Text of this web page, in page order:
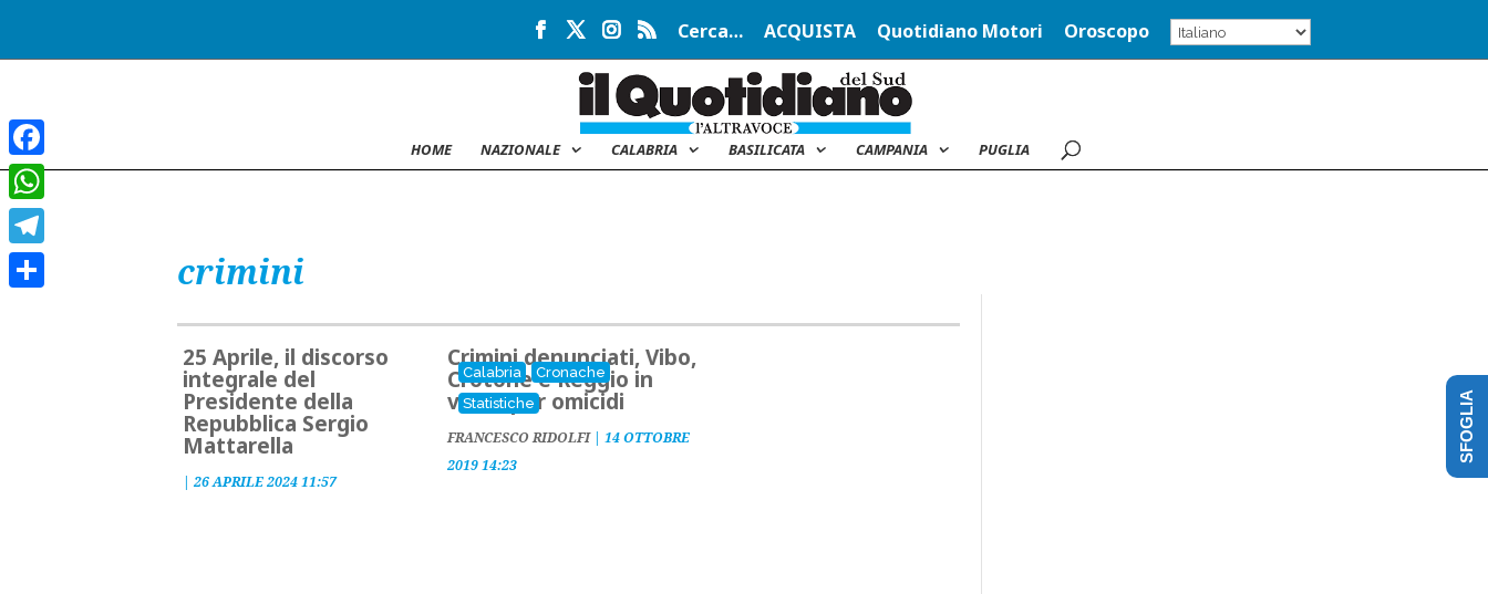
Cerca… ACQUISTA Quotidiano Motori Oroscopo
HOME NAZIONALE CALABRIA BASILICATA CAMPANIA PUGLIA
crimini
25 Aprile, il discorso
integrale del
Presidente della
Repubblica Sergio
Mattarella
| 26 APRILE 2024 11:57
Calabria
Cronache
Statistiche
Crimini denunciati, Vibo,
Crotone e Reggio in
vetta per omicidi
FRANCESCO RIDOLFI|14 OTTOBRE
2019 14:23
Facebook
WhatsApp
Telegram
SFOGLIA